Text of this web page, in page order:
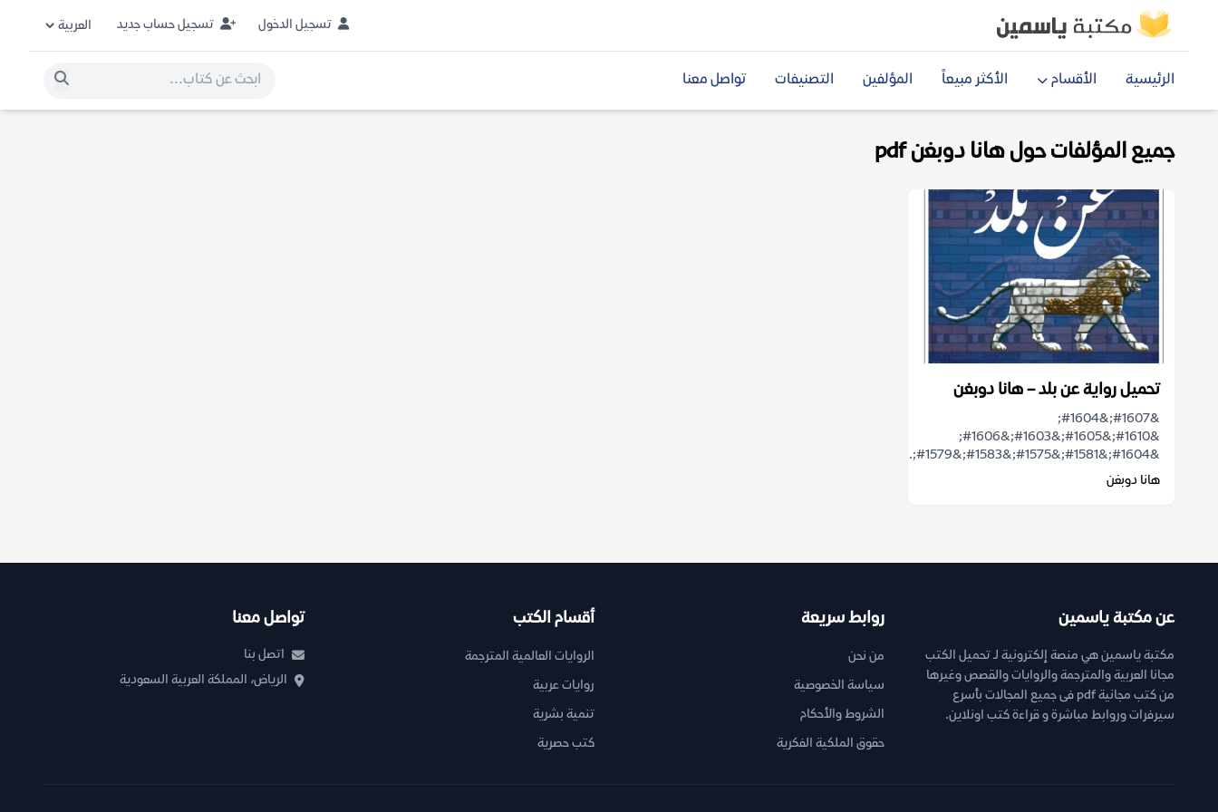
تسجيل الدخول تسجيل حساب جديد
الرئيسية الأقسام الأكثر مبيعاً المؤلفين التصنيفات تواصل معنا
جميع المؤلفات حول هانا دوبغن pdf
تحميل رواية عن بلد – هانا دوبغن
&#1607;&#1604;
&#1610;&#1605;&#1603;&#1606;
&#1604;&#1581;&#1575;&#1583;&#1579;...
هانا دوبغن
عن مكتبة ياسمين
مكتبة ياسمين هي منصة إلكترونية لـ تحميل الكتب
مجانا العربية والمترجمة والروايات والقصص وغيرها
من كتب مجانية pdf فى جميع المجالات بأسرع
سيرفرات وروابط مباشرة و قراءة كتب اونلاين.
روابط سريعة
من نحن
سياسة الخصوصية
الشروط والأحكام
حقوق الملكية الفكرية
أقسام الكتب
الروايات العالمية المترجمة
روايات عربية
تنمية بشرية
كتب حصرية
تواصل معنا
اتصل بنا
الرياض، المملكة العربية السعودية